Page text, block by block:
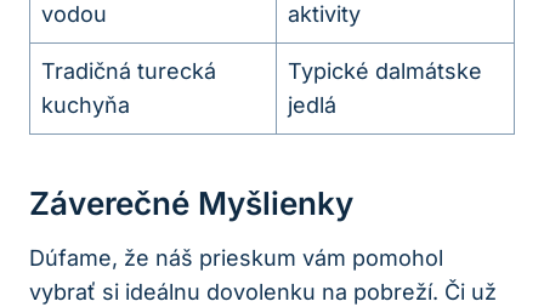
vodou
aktivity
Tradičná turecká
kuchyňa
Typické dalmátske
jedlá
Záverečné Myšlienky
Dúfame, že náš prieskum vám pomohol
vybrať si ideálnu dovolenku na pobreží. Či už